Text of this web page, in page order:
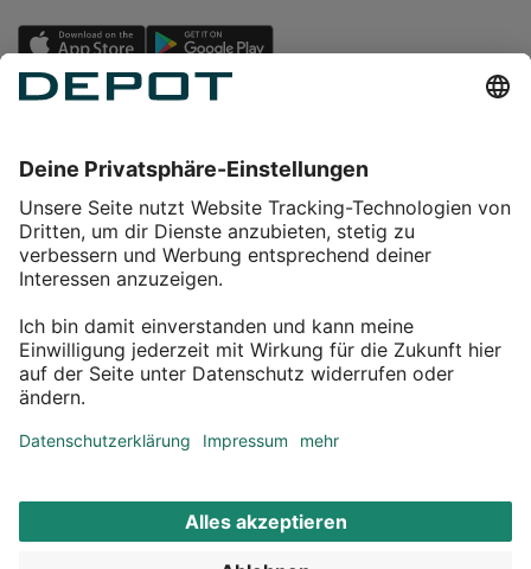
Service
Über DEPOT
Kontakt
Aktionsbedingungen